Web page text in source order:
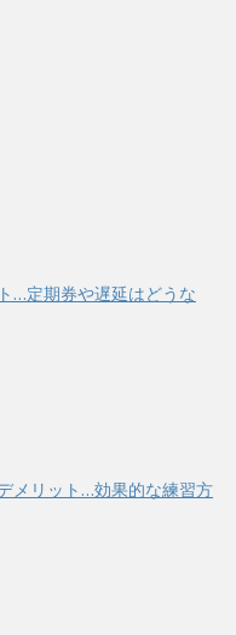
…定期券や遅延はどうな
メリット…効果的な練習方